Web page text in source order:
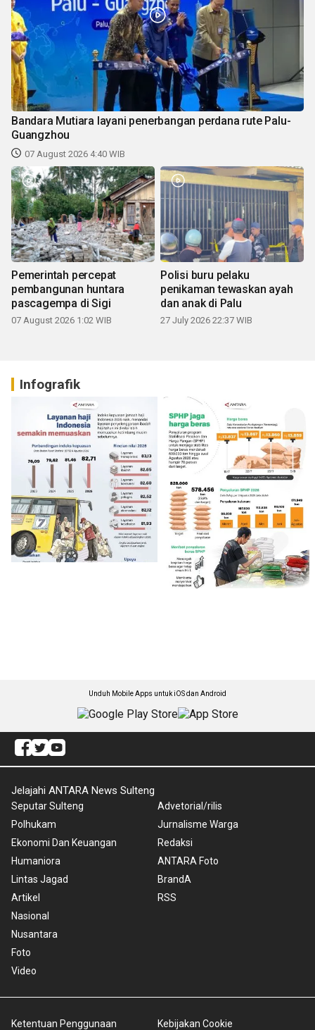
Bandara Mutiara layani penerbangan perdana rute Palu-
Guangzhou
07 August 2026 4:40 WIB
Pemerintah percepat
pembangunan huntara
pascagempa di Sigi
07 August 2026 1:02 WIB
Polisi buru pelaku
penikaman tewaskan ayah
dan anak di Palu
27 July 2026 22:37 WIB
Infografik
Unduh Mobile Apps untuk iOS dan Android
Jelajahi ANTARA News Sulteng
Seputar Sulteng
Polhukam
Ekonomi Dan Keuangan
Humaniora
Lintas Jagad
Artikel
Nasional
Nusantara
Foto
Video
Advetorial/rilis
Jurnalisme Warga
Redaksi
ANTARA Foto
BrandA
RSS
Ketentuan Penggunaan Kebijakan Cookie